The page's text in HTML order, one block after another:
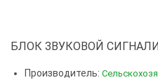
БЛОК ЗВУКОВОЙ
Производитель: